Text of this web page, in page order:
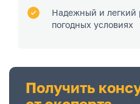
Надежный и легкий
погодных условиях
Получить